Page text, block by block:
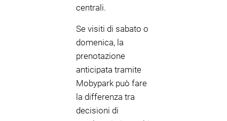
centrali.
Se visiti di sabato o
domenica, la
prenotazione
anticipata tramite
Mobypark può fare
la differenza tra
decisioni di